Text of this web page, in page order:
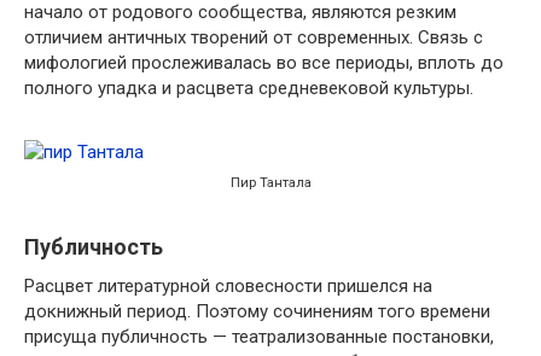
начало от родового сообщества, являются резким
отличием античных творений от современных. Связь с
мифологией прослеживалась во все периоды, вплоть до
полного упадка и расцвета средневековой культуры.
Пир Тантала
Публичность
Расцвет литературной словесности пришелся на
докнижный период. Поэтому сочинениям того времени
присуща публичность — театрализованные постановки,